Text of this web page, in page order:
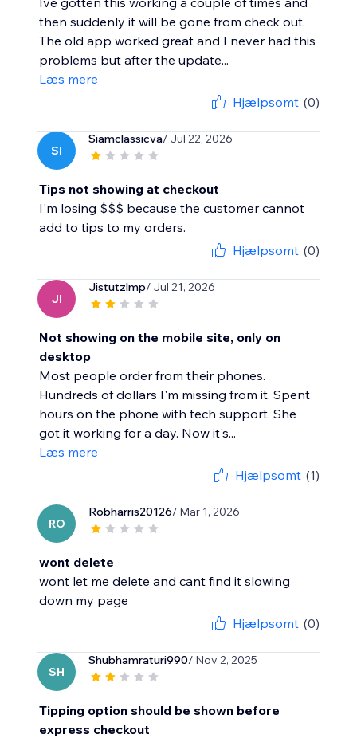
then suddenly it will be gone from check out.
The old app worked great and I never had this
problems but after the update...
Læs mere
Hjælpsomt (0)
SI
Siamclassicva/ Jul 22, 2026
Tips not showing at checkout
I'm losing $$$ because the customer cannot
add to tips to my orders.
Hjælpsomt (0)
JI
Jistutzlmp/ Jul 21, 2026
Not showing on the mobile site, only on
desktop
Most people order from their phones.
Hundreds of dollars I'm missing from it. Spent
hours on the phone with tech support. She
got it working for a day. Now it's...
Læs mere
Hjælpsomt (1)
RO
Robharris20126/ Mar 1, 2026
wont delete
wont let me delete and cant find it slowing
Hjælpsomt (0)
SH
Shubhamraturi990/ Nov 2, 2025
Tipping option should be shown before
express checkout